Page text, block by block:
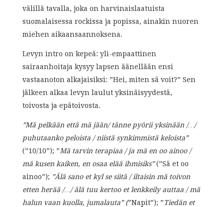
välillä tavalla, joka on harvinaislaatuista
suomalaisessa rockissa ja popissa, ainakin nuoren
miehen aikaansaannoksena.
Levyn intro on kepeä: yli-empaattinen
sairaanhoitaja kysyy lapsen äänellään ensi
vastaanoton alkajaisiksi: ”Hei, miten sä voit?” Sen
jälkeen alkaa levyn laulut yksinäisyydestä,
toivosta ja epätoivosta.
”Mä pelkään että mä jään/ tänne pyörii yksinään /…/
puhutaanko peloista / niistä synkimmistä keloista”
(”10/10”); ”Mä tarvin terapiaa / ja mä en oo ainoo /
mä kusen kaiken, en osaa elää ihmisiks”(”Sä et oo
ainoo”); ”Älä sano et kyl se siitä / iltaisin mä toivon
etten herää /…/ älä tuu kertoo et lenkkeily auttaa / mä
halun vaan kuolla, jumalauta” (”Napit”); ”Tiedän et